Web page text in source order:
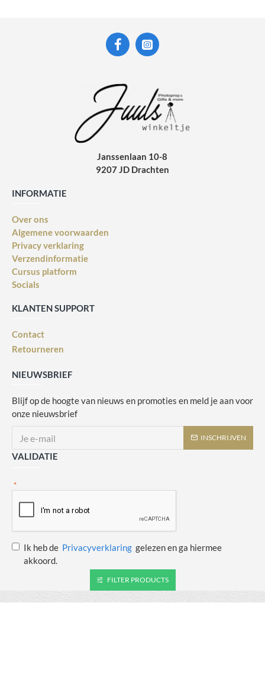
Janssenlaan 10-8
9207 JD Drachten
INFORMATIE
Over ons
Algemene voorwaarden
Privacy verklaring
Verzendinformatie
Cursus platform
Socials
KLANTEN SUPPORT
Contact
Retourneren
NIEUWSBRIEF
Blijf op de hoogte van nieuws en promoties en meld je aan voor
onze nieuwsbrief
INSCHRIJVEN
VALIDATIE
Ik heb de Privacyverklaring gelezen en ga hiermee
akkoord.
FILTER PRODUCTS